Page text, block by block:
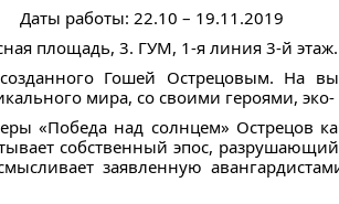
Даты работы: 22.10 – 19.11.2019
площадь, 3. ГУМ, 1-я линия 3-й этаж.
Гошей Острецовым. На
мира, со своими героями, эко-
«Победа над солнцем» Острецов
собственный эпос,
заявленную